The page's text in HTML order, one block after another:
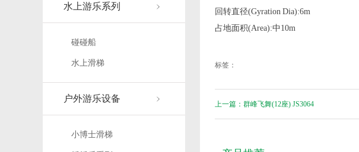
水上游乐系列
碰碰船
水上滑梯
户外游乐设备
小博士滑梯
回转直径(Gyration Dia):6m
占地面积(Area):中10m
标签：
上一篇：群峰飞舞(12座) JS3064